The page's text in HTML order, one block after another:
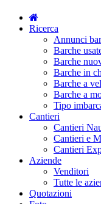
Ricerca
Annunci
Barche
Barche
Barche in
Barche a
Barche a
Tipo
Cantieri
Cantieri
Cantieri e
Cantieri
Aziende
Venditori
Tutte le
Quotazioni